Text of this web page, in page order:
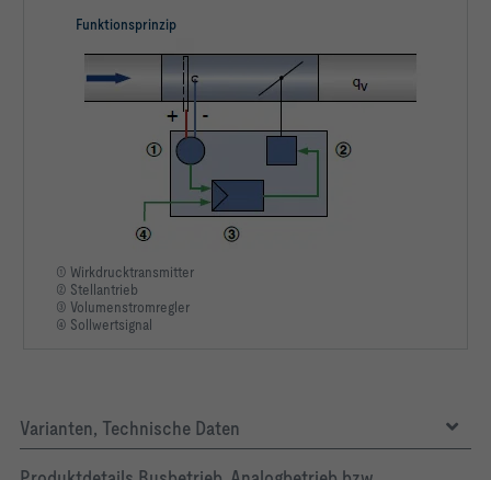
Funktionsprinzip
① Wirkdrucktransmitter
② Stellantrieb
③ Volumenstromregler
④ Sollwertsignal
Varianten, Technische Daten